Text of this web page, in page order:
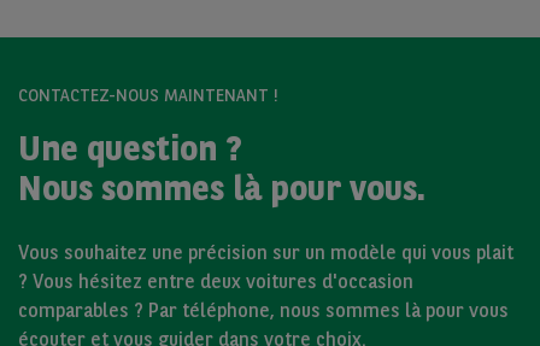
CONTACTEZ-NOUS MAINTENANT !
Une question ?
Nous sommes là pour vous.
Vous souhaitez une précision sur un modèle qui vous plait
? Vous hésitez entre deux voitures d'occasion
comparables ? Par téléphone, nous sommes là pour vous
écouter et vous guider dans votre choix.